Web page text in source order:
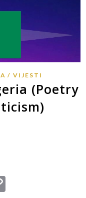
VIJESTI
(Poetry